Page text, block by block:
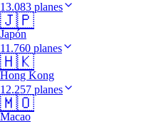
13.083 planes
🇯🇵
Japón
11.760 planes
🇭🇰
Hong Kong
12.257 planes
🇲🇴
Macao